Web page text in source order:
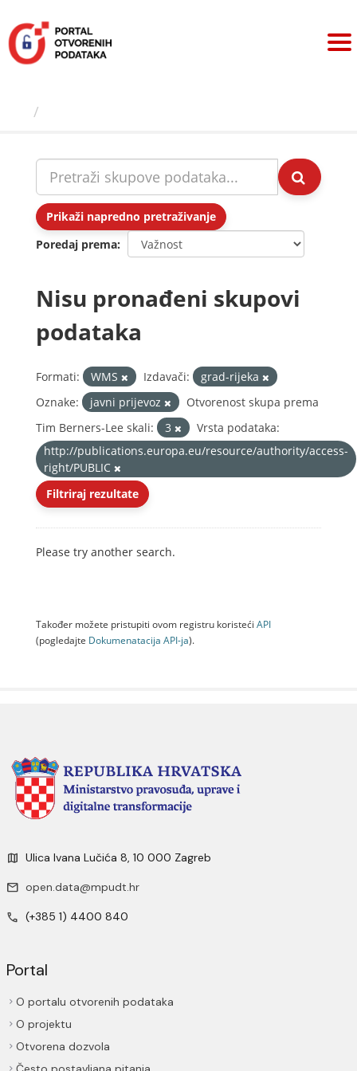
sadržaj
Prikaži napredno pretraživanje
Poredaj prema
Nisu pronađeni skupovi
podataka
Formati: WMS Izdavači:
grad-rijeka
Oznake:
javni prijevoz
Otvorenost skupa prema
Tim Berners-Lee skali:
3
Vrsta podataka:
http://publications.europa.eu/resource/authority/access-
right/PUBLIC
Filtriraj rezultate
Please try another search.
Također možete pristupiti ovom registru koristeći API
(pogledajte Dokumenаtаcijа API-jа).